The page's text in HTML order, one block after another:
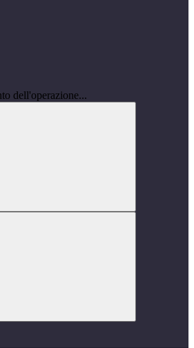
dell'operazione...